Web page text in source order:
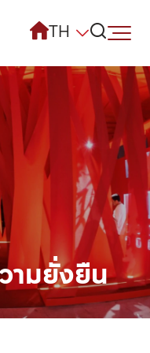
TH
ามยั่งยืน